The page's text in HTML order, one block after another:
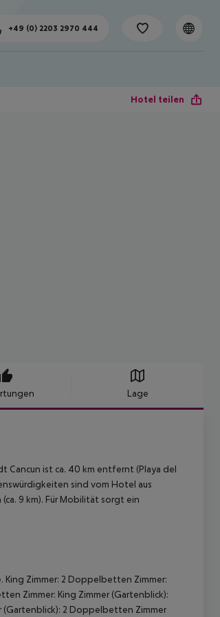
+49 (0) 2203 2970 444
Hotel teilen
Lage
Cancun ist ca. 40 km entfernt (Playa del
sind vom Hotel aus
(ca. 9 km). Für Mobilität sorgt ein
King Zimmer: 2 Doppelbetten Zimmer:
Zimmer: King Zimmer (Gartenblick):
(Gartenblick): 2 Doppelbetten Zimmer